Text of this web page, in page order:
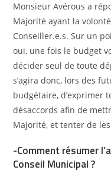
Monsieur Avérous a
Majorité ayant la
Conseiller.e.s. Sur un
oui, une fois le budget
décider seul de toute
s’agira donc, lors des
budgétaire, d’exprimer
désaccords afin de
Majorité, et tenter de
-Comment résumer
Conseil Municipal ?